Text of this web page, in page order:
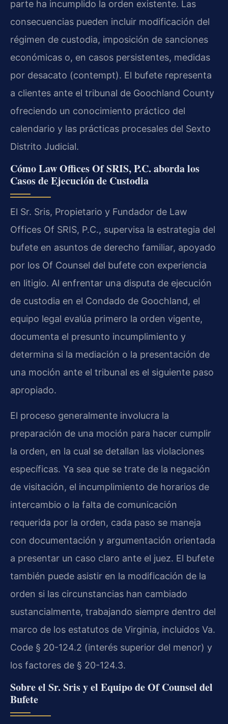
parte ha incumplido la orden existente. Las
consecuencias pueden incluir modificación del
régimen de custodia, imposición de sanciones
económicas o, en casos persistentes, medidas
por desacato (contempt). El bufete representa
a clientes ante el tribunal de Goochland County
ofreciendo un conocimiento práctico del
calendario y las prácticas procesales del Sexto
Distrito Judicial.
Cómo Law Offices Of SRIS, P.C. aborda los
Casos de Ejecución de Custodia
El Sr. Sris, Propietario y Fundador de Law
Offices Of SRIS, P.C., supervisa la estrategia del
bufete en asuntos de derecho familiar, apoyado
por los Of Counsel del bufete con experiencia
en litigio. Al enfrentar una disputa de ejecución
de custodia en el Condado de Goochland, el
equipo legal evalúa primero la orden vigente,
documenta el presunto incumplimiento y
determina si la mediación o la presentación de
una moción ante el tribunal es el siguiente paso
apropiado.
El proceso generalmente involucra la
preparación de una moción para hacer cumplir
la orden, en la cual se detallan las violaciones
específicas. Ya sea que se trate de la negación
de visitación, el incumplimiento de horarios de
intercambio o la falta de comunicación
requerida por la orden, cada paso se maneja
con documentación y argumentación orientada
a presentar un caso claro ante el juez. El bufete
también puede asistir en la modificación de la
orden si las circunstancias han cambiado
sustancialmente, trabajando siempre dentro del
marco de los estatutos de Virginia, incluidos Va.
Code § 20-124.2 (interés superior del menor) y
los factores de § 20-124.3.
Sobre el Sr. Sris y el Equipo de Of Counsel del
Bufete